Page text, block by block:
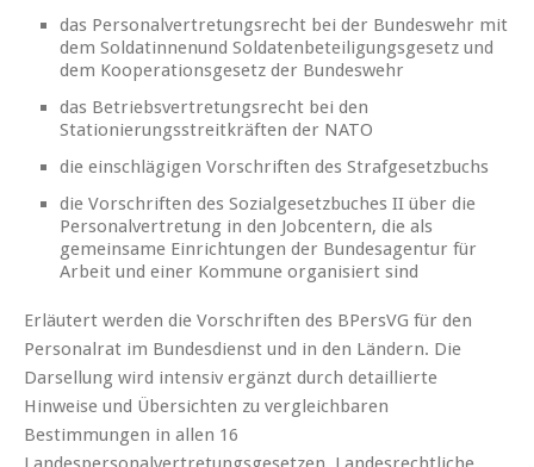
das Personalvertretungsrecht bei der Bundeswehr mit
dem Soldatinnenund Soldatenbeteiligungsgesetz und
dem Kooperationsgesetz der Bundeswehr
das Betriebsvertretungsrecht bei den
Stationierungsstreitkräften der NATO
die einschlägigen Vorschriften des Strafgesetzbuchs
die Vorschriften des Sozialgesetzbuches II über die
Personalvertretung in den Jobcentern, die als
gemeinsame Einrichtungen der Bundesagentur für
Arbeit und einer Kommune organisiert sind
Erläutert werden die Vorschriften des BPersVG für den
Personalrat im Bundesdienst und in den Ländern. Die
Darsellung wird intensiv ergänzt durch detaillierte
Hinweise und Übersichten zu vergleichbaren
Bestimmungen in allen 16